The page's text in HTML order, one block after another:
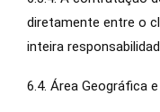
diretamente entre o
inteira
6.4. Área Geográfica